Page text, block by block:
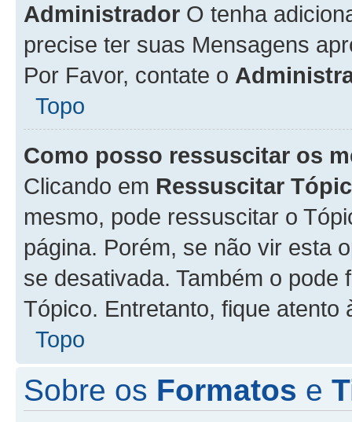
Administrador O tenha
precise ter suas Mensagens
Por Favor, contate o
Topo
Como posso ressuscitar os
Clicando em Ressuscitar
mesmo, pode ressuscitar o
página. Porém, se não vir esta
se desativada. Também o
Tópico. Entretanto, fique atento
Topo
Sobre os Formatos e